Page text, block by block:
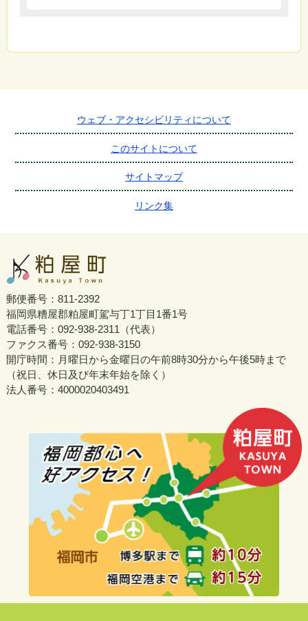
ウェブ・アクセシビリティについて
このサイトについて
サイトマップ
リンク集
郵便番号：811-2392
福岡県糟屋郡粕屋町駕与丁1丁目1番1号
電話番号：092-938-2311（代表）
ファクス番号：092-938-3150
開庁時間：月曜日から金曜日の午前8時30分から午後5時まで
（祝日、休日及び年末年始を除く）
法人番号：4000020403491